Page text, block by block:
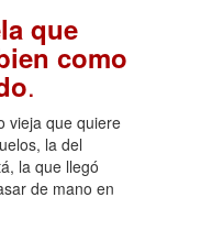
que
como
.
vieja que quiere
la del
la que llegó
de mano en